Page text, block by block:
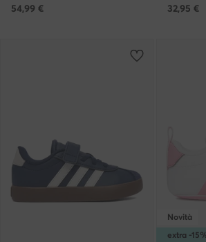
54,99 €
32,95 €
extra -
Novità